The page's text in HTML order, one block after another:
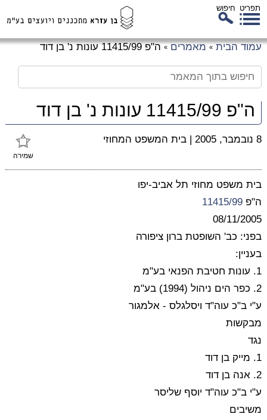
תפריט חיפוש
עמוד הבית » מאמרים » ה"פ 11415/99 עונות נ' בן דוד
ה"פ 11415/99 עונות נ' בן דוד
שמירה
8 נובמבר, 2005 | בית המשפט המחוזי
בית משפט מחוזי תל אביב-יפו
ה"פ 11415/99
08/11/2005
בפני: כב' השופטת ברון ציפורה
בעניין:
1. עונות חטיבת הפנאי בע"מ
2. כפר הים ניהול (1994) בע"מ
ע"י ב"כ עוה"ד ויסלגלס - אלמגור
מבקשות
נגד
1. מייק בן דוד
2. אנה בן דוד
ע"י ב"כ עוה"ד יוסף שליסר
משיבים